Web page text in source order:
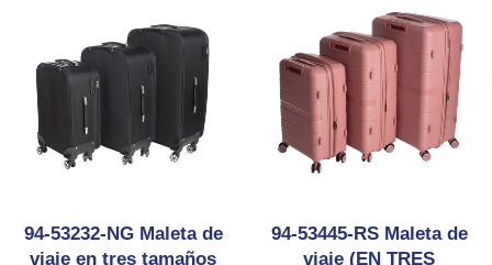
94-53232-NG Maleta de
viaje en tres tamaños
94-53445-RS Maleta de
viaje (EN TRES